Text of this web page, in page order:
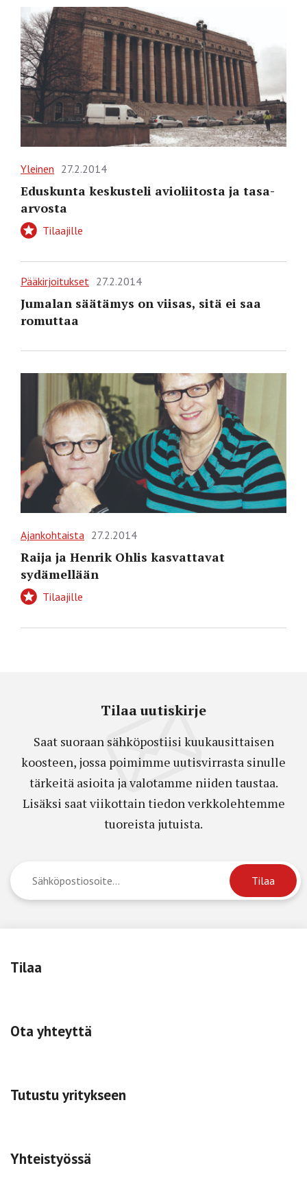
Yleinen 27.2.2014
Eduskunta keskusteli avioliitosta ja tasa-
arvosta
Tilaajille
Pääkirjoitukset 27.2.2014
Jumalan säätämys on viisas, sitä ei saa
romuttaa
Ajankohtaista 27.2.2014
Raija ja Henrik Ohlis kasvattavat
sydämellään
Tilaajille
Tilaa uutiskirje
Saat suoraan sähköpostiisi kuukausittaisen
koosteen, jossa poimimme uutisvirrasta sinulle
tärkeitä asioita ja valotamme niiden taustaa.
Lisäksi saat viikottain tiedon verkkolehtemme
tuoreista jutuista.
Tilaa
Ota yhteyttä
Tutustu yritykseen
Yhteistyössä